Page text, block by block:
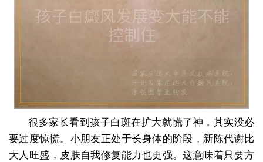
很多家长看到孩子白斑在扩大就慌了神，其实没必
要过度惊慌。小朋友正处于长身体的阶段，新陈代谢比
大人旺盛，皮肤自我修复能力也更强。这意味着只要方